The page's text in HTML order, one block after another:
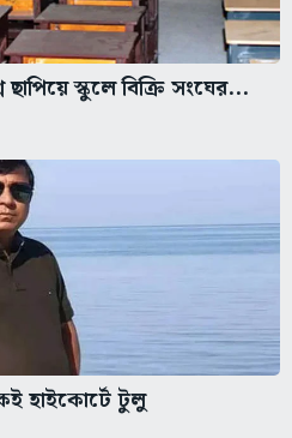
ছাপিয়ে স্কুলে বিক্রি সংঘের...
হাইকোর্টে টুলু